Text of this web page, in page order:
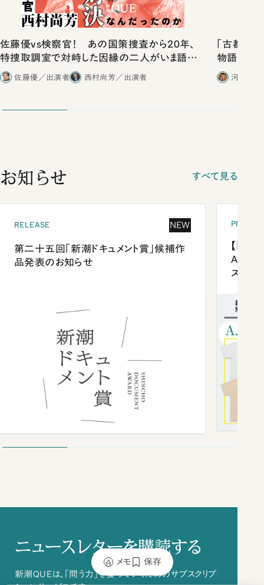
佐藤優vs検察官！ あの国策捜査から20年、
特捜取調室で対峙した因縁の二人がいま語り
合ったこと
佐藤優／出演者 西村尚芳／出演者
「古都」
物語」に
河野有
お知らせ すべて見る
RELEASE NEW
第二十五回「新潮ドキュメント賞」候補作
品発表のお知らせ
【「新
ズプレ
ニュースレターを購読する
新潮QUEは、「問う力」を養っていくためのサブスクリプ
メモ 保存